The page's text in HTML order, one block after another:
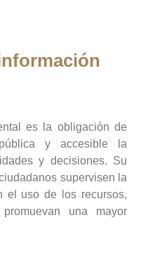
es la obligación de
y accesible la
y decisiones. Su
supervisen la
el uso de los recursos,
una mayor